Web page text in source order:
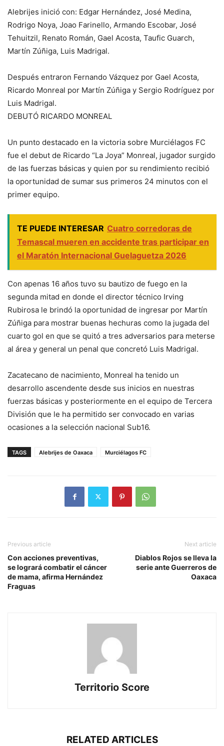
Alebrijes inició con: Edgar Hernández, José Medina,
Rodrigo Noya, Joao Farinello, Armando Escobar, José
Tehuitzil, Renato Román, Gael Acosta, Taufic Guarch,
Martín Zúñiga, Luis Madrigal.
Después entraron Fernando Vázquez por Gael Acosta,
Ricardo Monreal por Martín Zúñiga y Sergio Rodríguez por
Luis Madrigal.
DEBUTÓ RICARDO MONREAL
Un punto destacado en la victoria sobre Murciélagos FC
fue el debut de Ricardo “La Joya” Monreal, jugador surgido
de las fuerzas básicas y quien por su rendimiento recibió
la oportunidad de sumar sus primeros 24 minutos con el
primer equipo.
TE PUEDE INTERESAR Cuatro corredoras de
Temascal mueren en accidente tras participar en
el Maratón Internacional Guelaguetza 2026
Con apenas 16 años tuvo su bautizo de fuego en la
segunda mitad en donde el director técnico Irving
Rubirosa le brindó la oportunidad de ingresar por Martín
Zúñiga para mostrar buenas hechuras como la jugada del
cuarto gol en que se quitó a tres adversarios para meterse
al área y general un penal que concretó Luis Madrigal.
Zacatecano de nacimiento, Monreal ha tenido un
desarrollo ascendente desde sus inicios en nuestras
fuerzas básicas y posteriormente en el equipo de Tercera
División que le ha permitido ser convocado en varias
ocasiones a la selección nacional Sub16.
TAGS Alebrijes de Oaxaca Murciélagos FC
Previous article
Con acciones preventivas,
se logrará combatir el cáncer
de mama, afirma Hernández
Fraguas
Next article
Diablos Rojos se lleva la
serie ante Guerreros de
Oaxaca
Territorio Score
RELATED ARTICLES